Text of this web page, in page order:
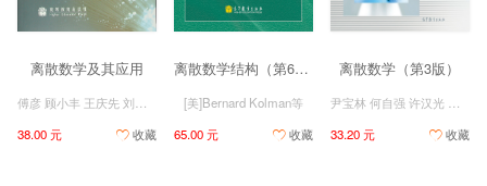
离散数学及其应用
38.00 元
收藏
离散数学结构（第6版 影印版）
[美]Bernard Kolman等
65.00 元
收藏
离散数学（第3版）
33.20 元
收藏